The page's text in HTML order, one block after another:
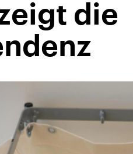
die